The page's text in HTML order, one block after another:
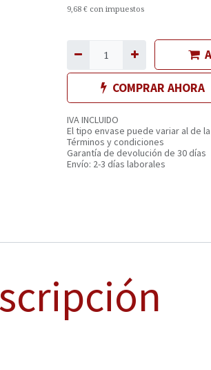
9,68 € con impuestos
COMPRAR AHORA
IVA INCLUIDO
El tipo envase puede variar al de
Términos y condiciones
Garantía de devolución de 30 días
Envío: 2-3 días laborales